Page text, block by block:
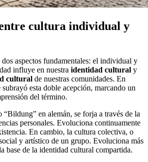
cultura individual y
aspectos fundamentales: el individual y
influye en nuestra identidad cultural y
cultural de nuestras comunidades. En
esta doble acepción, marcando un
del término.
en alemán, se forja a través de la
personales. Evoluciona continuamente
En cambio, la cultura colectiva, o
y artístico de un grupo. Evoluciona más
base de la identidad cultural compartida.